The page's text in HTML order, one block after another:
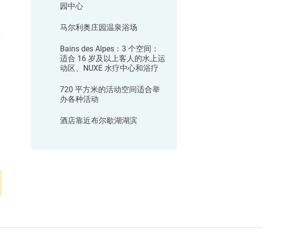
园中心
马尔利奥庄园温泉浴场
Bains des Alpes：3 个空间：
适合 16 岁及以上客人的水上运
动区、NUXE 水疗中心和浴疗
720 平方米的活动空间适合举
办各种活动
酒店靠近布尔歇湖湖滨